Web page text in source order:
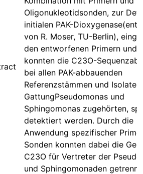
Oligonukleotidsonden, zur
initialen PAK-
von R. Moser, TU-Berlin),
den entworfenen Primern und
konnten die C23O-
bei allen PAK-abbauenden
Referenzstämmen und
GattungPseudomonas und
Sphingomonas zugehörten,
detektiert werden. Durch die
Anwendung spezifischer
Sonden konnten dabei die
C23O für Vertreter der
und Sphingomonaden getrennt